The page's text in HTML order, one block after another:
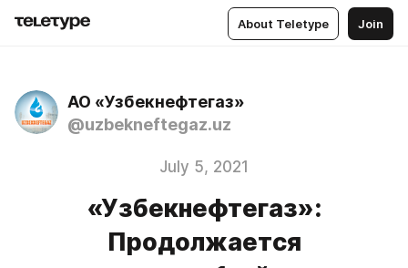
About Teletype Join
АО «Узбекнефтегаз»
@uzbekneftegaz.uz
July 5, 2021
«Узбекнефтегаз»:
Продолжается